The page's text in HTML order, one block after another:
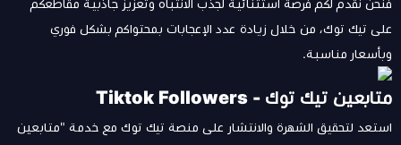
فنحن نقدم لكم فرصة استثنائية لجذب الانتباه وتعزيز جاذبية مقاطعكم
على تيك توك، من خلال زيادة عدد الإعجابات بمحتواكم بشكل فوري
وبأسعار مناسبة.
متابعين تيك توك - Tiktok Followers
استعد لتحقيق الشهرة والانتشار على منصة تيك توك مع خدمة "متابعين